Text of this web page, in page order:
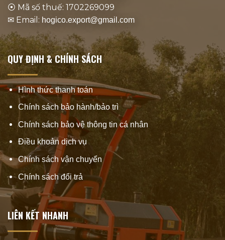
⦿ Mã số thuế: 1702269099
✉ Email: hogico.export@gmail.com
QUY ĐỊNH & CHÍNH SÁCH
Hình thức thanh toán
Chính sách bảo hành/bảo trì
Chính sách bảo vệ thông tin cá nhân
Điều khoản dịch vụ
Chính sách vận chuyển
Chính sách đổi trả
LIÊN KẾT NHANH